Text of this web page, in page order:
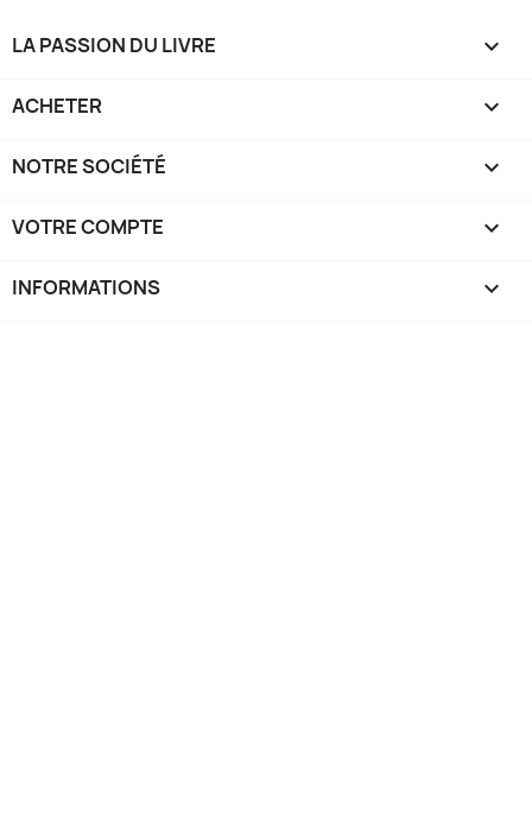
LA PASSION DU LIVRE 
ACHETER 
NOTRE SOCIÉTÉ 
VOTRE COMPTE 
INFORMATIONS keyboard_arrow_down